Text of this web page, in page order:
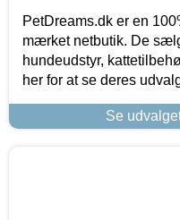
PetDreams.dk er en
mærket netbutik. De
hundeudstyr,
her for at se deres
Se